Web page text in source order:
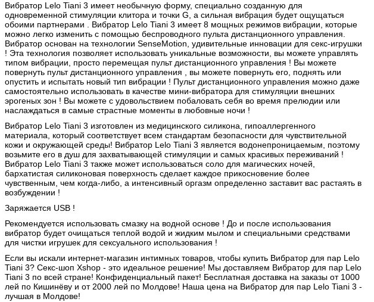
Вибратор Lelo Tiani 3 имеет необычную форму, специально созданную для
одновременной стимуляции клитора и точки G, а сильная вибрация будет ощущаться
обоими партнерами . Вибратор Lelo Tiani 3 имеет 8 мощных режимов вибрации, которые
можно легко изменить с помощью беспроводного пульта дистанционного управления.
Вибратор основан на технологии SenseMotion, удивительные инновации для секс-игрушки
! Эта технология позволяет использовать уникальные возможности, вы можете управлять
типом вибрации, просто перемещая пульт дистанционного управления ! Вы можете
повернуть пульт дистанционного управления , вы можете повернуть его, поднять или
опустить и испытать новый тип вибрации ! Пульт дистанционного управления можно даже
самостоятельно использовать в качестве мини-вибратора для стимуляции внешних
эрогеных зон ! Вы можете с удовольствием побаловать себя во время прелюдии или
наслаждаться в самые страстные моменты в любовные ночи !
Вибратор Lelo Tiani 3 изготовлен из медицинского силикона, гипоаллергенного
материала, который соответствует всем стандартам безопасности для чувствительной
кожи и окружающей среды! Вибратор Lelo Tiani 3 является водонепроницаемым, поэтому
возьмите его в душ для захватывающей стимуляции и самых красивых переживаний !
Вибратор Lelo Tiani 3 также может использоваться соло для магических ночей,
бархатистая силиконовая поверхность сделает каждое прикосновение более
чувственным, чем когда-либо, а интенсивный оргазм определенно заставит вас растаять в
возбуждении !
Заряжается USB !
Рекомендуется использовать смазку на водной основе ! До и после использования
вибратор будет очищаться теплой водой и жидким мылом и специальными средствами
для чистки игрушек для сексуального использования !
Если вы искали интернет-магазин интимных товаров, чтобы купить Вибратор для пар Lelo
Tiani 3? Секс-шоп Xshop - это идеальное решение! Мы доставляем Вибратор для пар Lelo
Tiani 3 по всей стране! Конфиденциальный пакет! Бесплатная доставка на заказы от 1000
лей по Кишинёву и от 2000 лей по Молдове! Наша цена на Вибратор для пар Lelo Tiani 3 -
лучшая в Молдове!